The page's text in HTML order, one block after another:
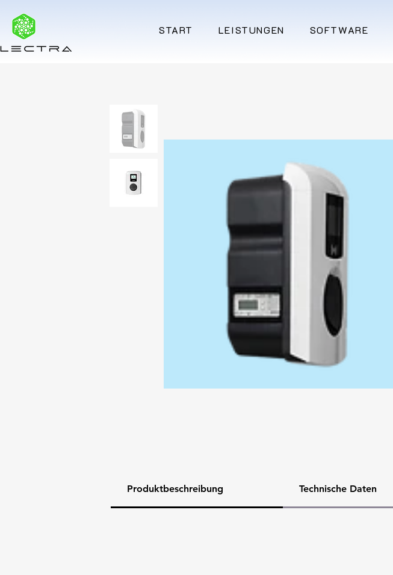
START LEISTUNGEN SOFTWARE
Produktbeschreibung Technische Daten